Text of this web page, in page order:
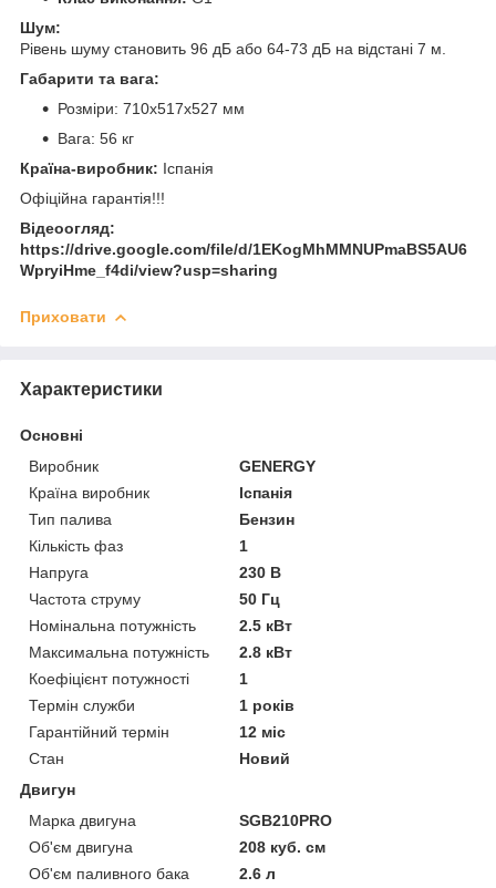
Шум:
Рівень шуму становить 96 дБ або 64-73 дБ на відстані 7 м.
Габарити та вага:
Розміри: 710х517х527 мм
Вага: 56 кг
Країна-виробник: Іспанія
Офіційна гарантія!!!
Відеоогляд:
https://drive.google.com/file/d/1EKogMhMMNUPmaBS5AU6
WpryiHme_f4di/view?usp=sharing
Приховати
Характеристики
Основні
Виробник
GENERGY
Країна виробник
Іспанія
Тип палива
Бензин
Кількість фаз
1
Напруга
230 В
Частота струму
50 Гц
Номінальна потужність
2.5 кВт
Максимальна потужність
2.8 кВт
Коефіцієнт потужності
1
Термін служби
1 років
Гарантійний термін
12 міс
Стан
Новий
Двигун
Марка двигуна
SGB210PRO
Об'єм двигуна
208 куб. см
Об'єм паливного бака
2.6 л